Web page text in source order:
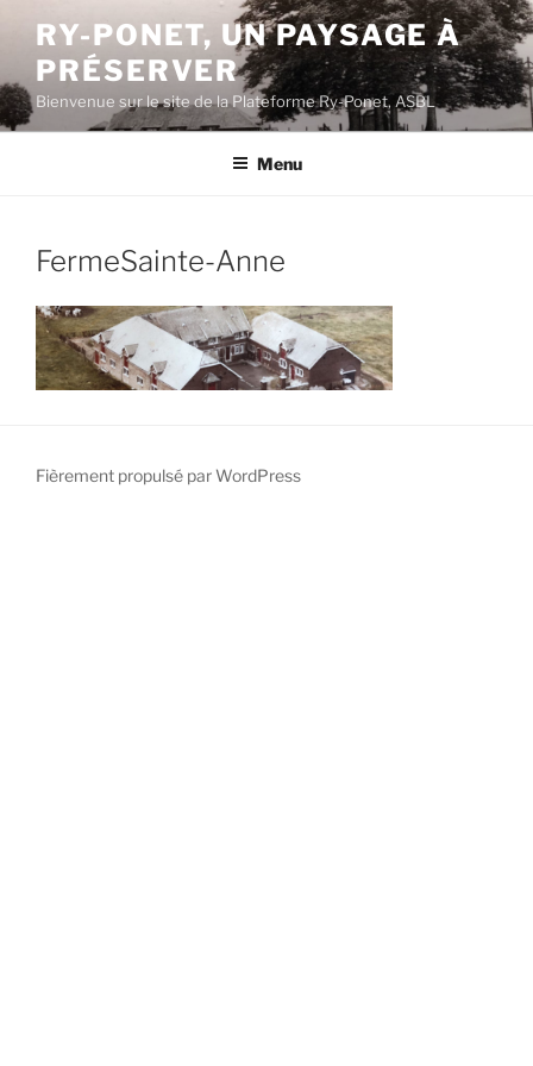
contenu
principal
RY-PONET, UN PAYSAGE À
PRÉSERVER
Bienvenue sur le site de la Plateforme Ry-Ponet, ASBL
Menu
FermeSainte-Anne
Fièrement propulsé par WordPress